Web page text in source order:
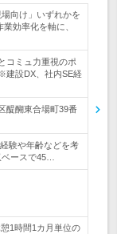
向け」いずれかを
効率化を軸に、
コミュ力重視のポ
建設DX、社内SE経
醍醐東合場町39番
験や年齢などを考
ースで45…
1時間1カ月単位の